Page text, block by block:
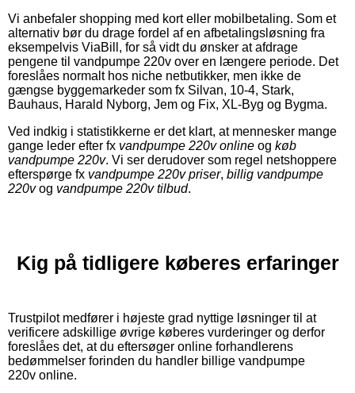
Vi anbefaler shopping med kort eller mobilbetaling. Som et
alternativ bør du drage fordel af en afbetalingsløsning fra
eksempelvis ViaBill, for så vidt du ønsker at afdrage
pengene til vandpumpe 220v over en længere periode. Det
foreslåes normalt hos niche netbutikker, men ikke de
gængse byggemarkeder som fx Silvan, 10-4, Stark,
Bauhaus, Harald Nyborg, Jem og Fix, XL-Byg og Bygma.
Ved indkig i statistikkerne er det klart, at mennesker mange
gange leder efter fx vandpumpe 220v online og køb
vandpumpe 220v. Vi ser derudover som regel netshoppere
efterspørge fx vandpumpe 220v priser, billig vandpumpe
220vog vandpumpe 220v tilbud.
Kig på tidligere køberes erfaringer
Trustpilot medfører i højeste grad nyttige løsninger til at
verificere adskillige øvrige køberes vurderinger og derfor
foreslåes det, at du eftersøger online forhandlerens
bedømmelser forinden du handler billige vandpumpe
220v online.